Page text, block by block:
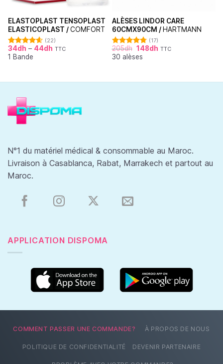
ELASTOPLAST TENSOPLAST
ELASTICOPLAST /COMFORT
Note4.64
sur 5
(22)
34dh – 44dh TTC
1 Bande
ALÈSES LINDOR CARE
60CMX90CM / HARTMANN
Note4.76
sur 5
(17)
205dh 148dh TTC
30 alèses
N°1 du matériel médical & consommable au Maroc.
Livraison à Casablanca, Rabat, Marrakech et partout au
Maroc.
APPLICATION DISPOMA
COMMENT PASSER UNE COMMANDE? À PROPOS DE NOUS
POLITIQUE DE CONFIDENTIALITÉ DEVENIR PARTENAIRE